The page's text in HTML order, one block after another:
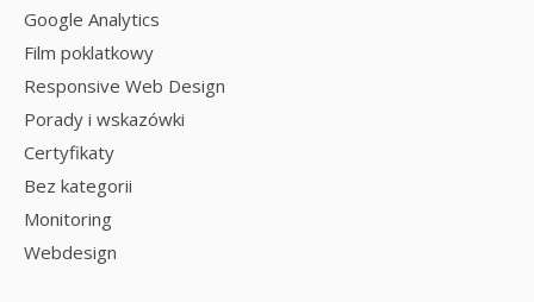
Google Analytics
Film poklatkowy
Responsive Web Design
Porady i wskazówki
Certyfikaty
Bez kategorii
Monitoring
Webdesign